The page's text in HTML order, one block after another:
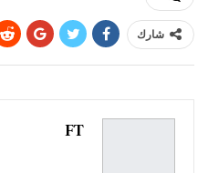
شارك
FT